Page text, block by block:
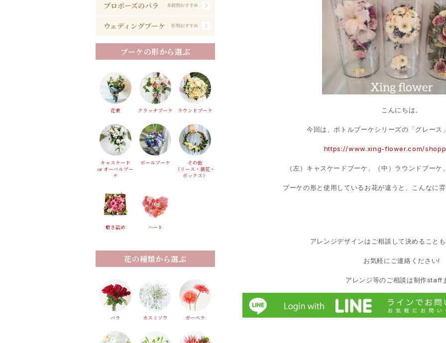
こんにちは。
今回は、ボトルブーケシリーズの「グレース
https://www.xing-flower.com/
（左）キャスケードブーケ、（中）ラウンドブーケ
ブーケの形と使用しているお花が違うと、こんなに
アレンジデザインはご相談して決めることも
お気軽にご連絡ください!
アレンジ等のご相談は制作staff
プロポーズのバラ 本数別おすすめ
ウェディングブーケ 形別おすすめ
ブーケの形から選ぶ
花束 クラッチブーケ ラウンドブーケ
キャスケード
or オーバルブー
ケ
ボールブーケ
その他
（リース・装花・
ボックス）
敷き詰め ハート
花の種類から選ぶ
バラ カスミソウ ガーベラ